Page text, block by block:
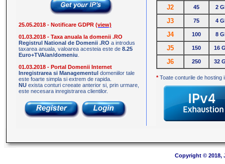
25.05.2018 - Notificare GDPR (view)
01.03.2018 - Taxa anuala la domenii .RO
Registrul National de Domenii .RO a introdus
taxarea anuala, valoarea acesteia este de 8.25
Euro+TVA/an/domeniu
01.03.2018 - Portal Domenii Internet
Inregistrarea si Managementul domeniilor tale
este foarte simpla si extrem de rapida.
NU exista conturi creeate anterior si, prin urmare,
este necesara inregistrarea clientilor.
J2 45 2
J3 75 4
J4 100 8
J5 150 16
J6 250 32
*Toate conturile de hosting
Copyright © 2018,